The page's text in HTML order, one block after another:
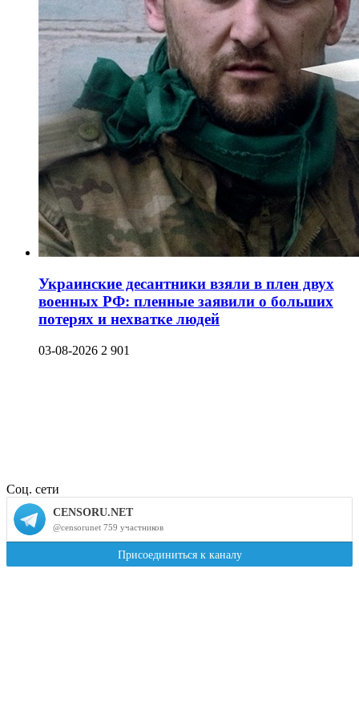
Украинские десантники взяли в плен двух
военных РФ: пленные заявили о больших
потерях и нехватке людей
03-08-2026 2 901
Соц. сети